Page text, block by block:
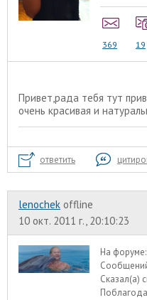
369 19
Привет,рада тебя тут
очень красивая и
ответить
lenochek offline
10 окт. 2011 г., 20:10:23
На
Сказал(а)